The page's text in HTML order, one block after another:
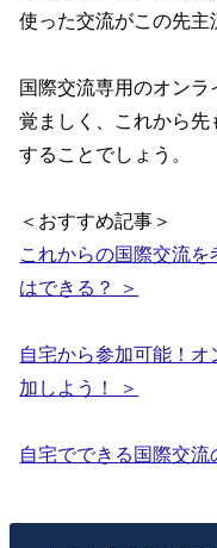
使った交流がこの先主
国際交流専用のオン
覚ましく、これから
することでしょう。
＜おすすめ記事＞
これからの国際交流
はできる？ ＞
自宅から参加可能！
加しよう！ ＞
自宅でできる国際交流